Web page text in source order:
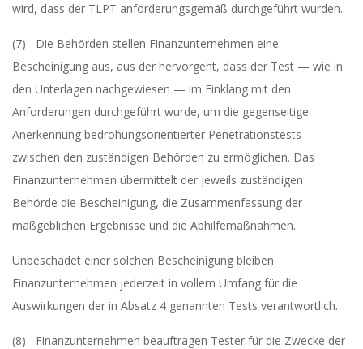
wird, dass der TLPT anforderungsgemäß durchgeführt wurden.
(7) Die Behörden stellen Finanzunternehmen eine
Bescheinigung aus, aus der hervorgeht, dass der Test — wie in
den Unterlagen nachgewiesen — im Einklang mit den
Anforderungen durchgeführt wurde, um die gegenseitige
Anerkennung bedrohungsorientierter Penetrationstests
zwischen den zuständigen Behörden zu ermöglichen. Das
Finanzunternehmen übermittelt der jeweils zuständigen
Behörde die Bescheinigung, die Zusammenfassung der
maßgeblichen Ergebnisse und die Abhilfemaßnahmen.
Unbeschadet einer solchen Bescheinigung bleiben
Finanzunternehmen jederzeit in vollem Umfang für die
Auswirkungen der in Absatz 4 genannten Tests verantwortlich.
(8) Finanzunternehmen beauftragen Tester für die Zwecke der